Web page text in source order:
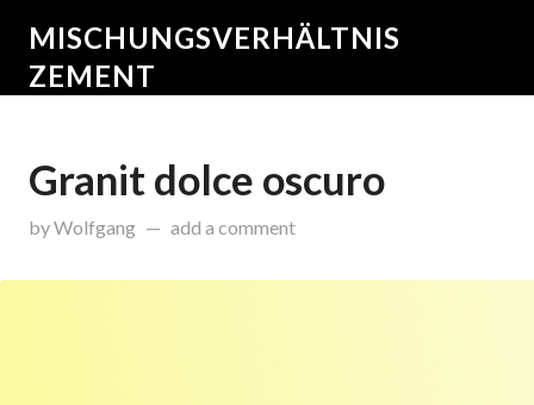
MISCHUNGSVERHÄLTNIS
ZEMENT
Granit dolce oscuro
byWolfgang onJanuar 9, 2015
add a comment